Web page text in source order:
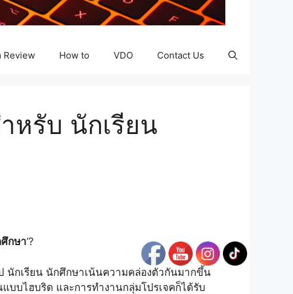
Review How to VDO Contact Us
หรับ นักเรียน
กษา’?
นักเรียน นักศึกษาเน้นความคล่องตัวกันมากขึ้น
บบไฮบริด และการทำงานกลุ่มโปรเจคก็ได้รับ